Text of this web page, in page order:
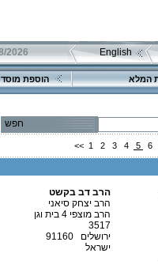
English
המלא הוספת מוסד
חפש
<< 1 2 3 4 5 6
הרב דב בקשט
הרב יצחק סיאני
הרב מוצפי 4 בית וגן
3517
ירושלים 91160
ישראל
תקווה